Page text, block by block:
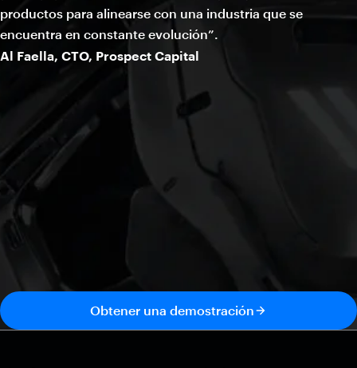
productos para alinearse con una industria que se
encuentra en constante evolución”.
Al Faella, CTO, Prospect Capital
Obtener una demostración